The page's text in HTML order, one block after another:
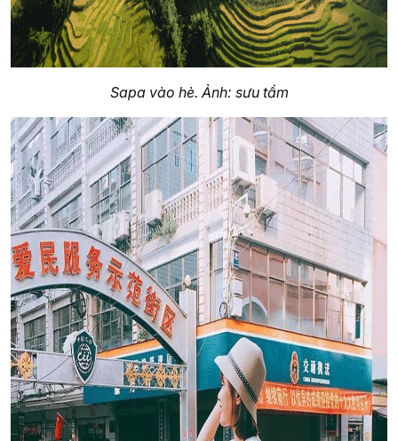
Sapa vào hè. Ảnh: sưu tầm